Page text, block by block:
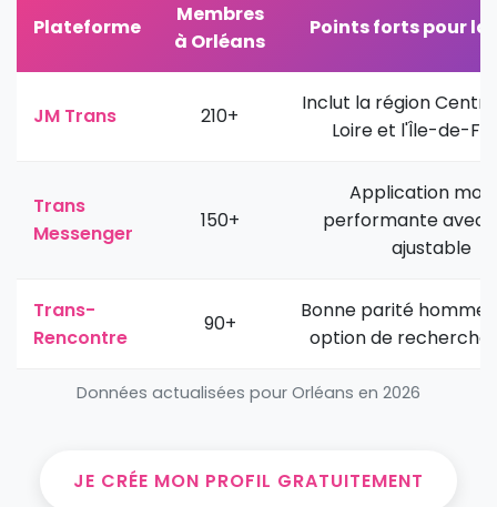
Plateforme
Membres
à Orléans
Points forts pour la
JM Trans 210+
Inclut la région
Loire et l'Île-de-
Trans
Messenger
150+
Application
performante avec
ajustable
Trans-
Rencontre
90+
Bonne parité
option de recherche
Données actualisées pour Orléans en 2026
JE CRÉE MON PROFIL GRATUITEMENT